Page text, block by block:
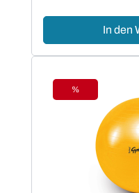
In den
Rabatt
%